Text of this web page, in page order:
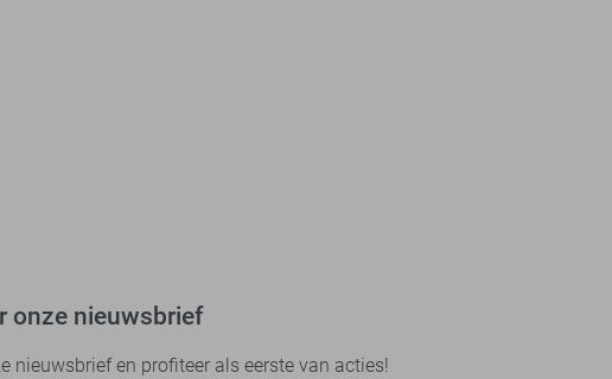
onze nieuwsbrief
nieuwsbrief en profiteer als eerste van acties!